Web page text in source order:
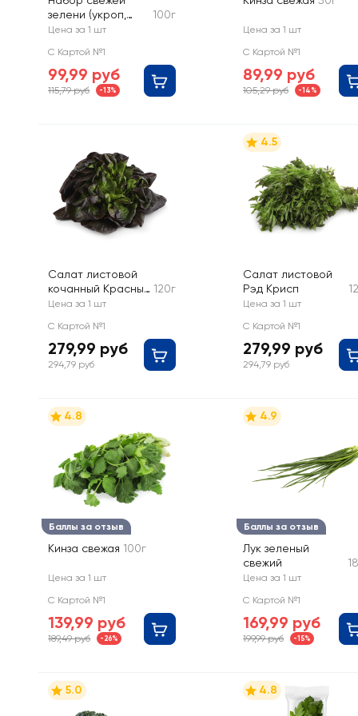
зелени (укроп,
петрушка,
100г
Цена за 1 шт
С Картой №1
99,99 руб
115,79 руб -13%
Цена за 1 шт
С Картой №1
89,99 руб
105,29 руб -14%
Салат листовой
кочанный Красный
Бостон
120г
Цена за 1 шт
С Картой №1
279,99 руб
294,79 руб
4.5
Салат листовой
Рэд Крисп
Цена за 1 шт
С Картой №1
279,99 руб
294,79 руб
Баллы за отзыв
4.8
Кинза свежая 100г
Цена за 1 шт
С Картой №1
139,99 руб
189,49 руб -26%
Баллы за отзыв
4.9
Лук зеленый
свежий
Цена за 1 шт
С Картой №1
169,99 руб
199,99 руб -15%
5.0 4.8